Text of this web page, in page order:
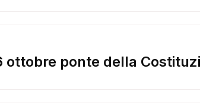
ottobre ponte della